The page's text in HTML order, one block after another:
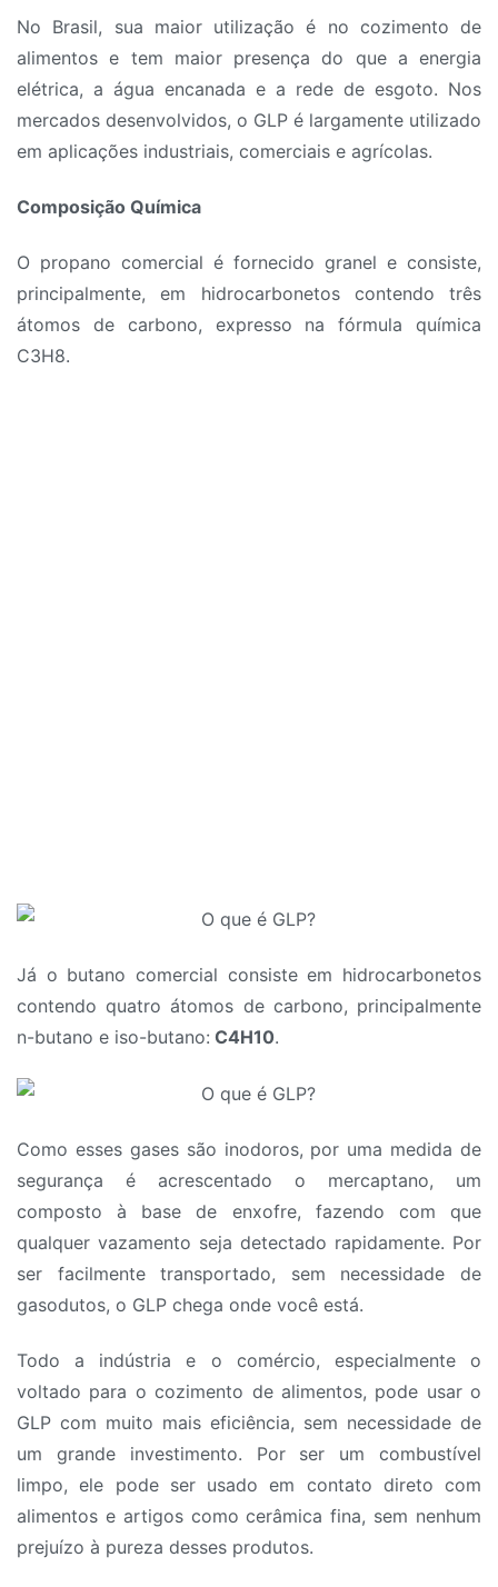
No Brasil, sua maior utilização é no cozimento de
alimentos e tem maior presença do que a energia
elétrica, a água encanada e a rede de esgoto. Nos
mercados desenvolvidos, o GLP é largamente utilizado
em aplicações industriais, comerciais e agrícolas.
Composição Química
O propano comercial é fornecido granel e consiste,
principalmente, em hidrocarbonetos contendo três
átomos de carbono, expresso na fórmula química
C3H8.
Já o butano comercial consiste em hidrocarbonetos
contendo quatro átomos de carbono, principalmente
n-butano e iso-butano: C4H10.
Como esses gases são inodoros, por uma medida de
segurança é acrescentado o mercaptano, um
composto à base de enxofre, fazendo com que
qualquer vazamento seja detectado rapidamente. Por
ser facilmente transportado, sem necessidade de
gasodutos, o GLP chega onde você está.
Todo a indústria e o comércio, especialmente o
voltado para o cozimento de alimentos, pode usar o
GLP com muito mais eficiência, sem necessidade de
um grande investimento. Por ser um combustível
limpo, ele pode ser usado em contato direto com
alimentos e artigos como cerâmica fina, sem nenhum
prejuízo à pureza desses produtos.